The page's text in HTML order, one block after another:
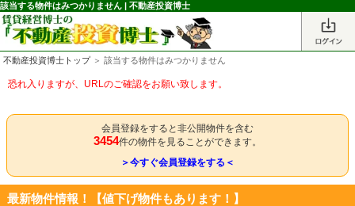
該当する物件はみつかりません | 不動産投資博士
不動産投資博士トップ＞ 該当する物件はみつかりません
恐れ入りますが、URLのご確認をお願い致します。
会員登録をすると非公開物件を含む
3454件の物件を見ることができます。
＞今すぐ会員登録をする＜
最新物件情報！【値下げ物件もあります！】